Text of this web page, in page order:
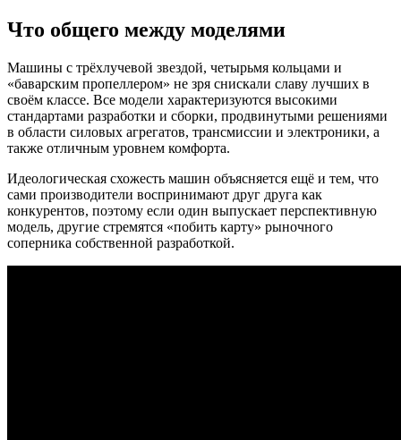
Что общего между моделями
Машины с трёхлучевой звездой, четырьмя кольцами и
«баварским пропеллером» не зря снискали славу лучших в
своём классе. Все модели характеризуются высокими
стандартами разработки и сборки, продвинутыми решениями
в области силовых агрегатов, трансмиссии и электроники, а
также отличным уровнем комфорта.
Идеологическая схожесть машин объясняется ещё и тем, что
сами производители воспринимают друг друга как
конкурентов, поэтому если один выпускает перспективную
модель, другие стремятся «побить карту» рыночного
соперника собственной разработкой.